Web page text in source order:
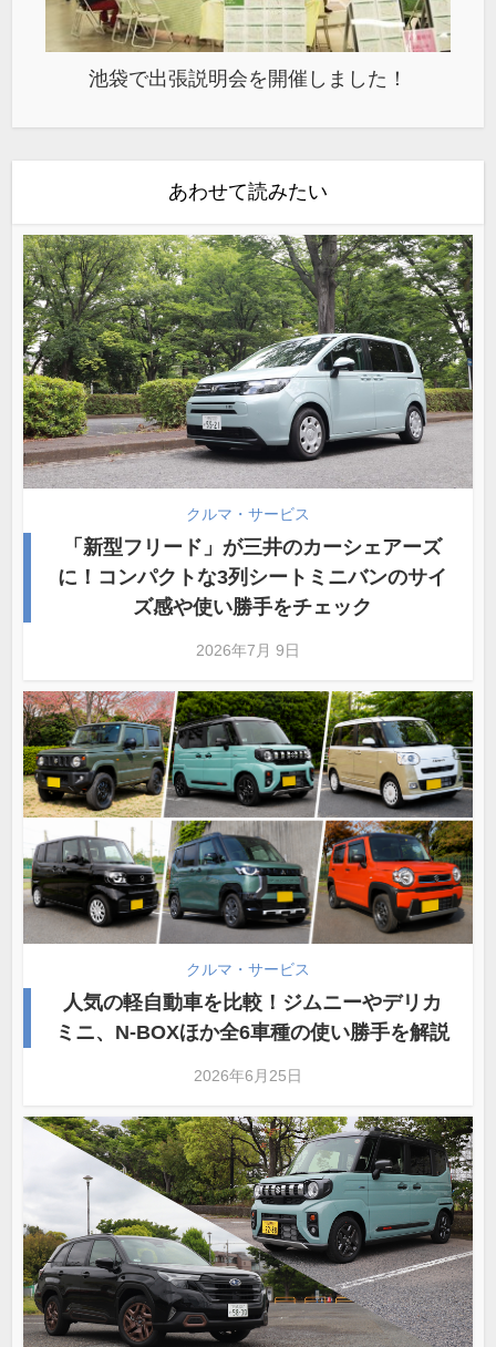
池袋で出張説明会を開催しました！
あわせて読みたい
クルマ・サービス
「新型フリード」が三井のカーシェアーズ
に！コンパクトな3列シートミニバンのサイ
ズ感や使い勝手をチェック
2026年7月 9日
クルマ・サービス
人気の軽自動車を比較！ジムニーやデリカ
ミニ、N-BOXほか全6車種の使い勝手を解説
2026年6月25日